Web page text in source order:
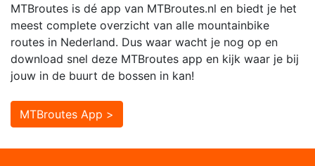
MTBroutes is dé app van MTBroutes.nl en biedt je het
meest complete overzicht van alle mountainbike
routes in Nederland. Dus waar wacht je nog op en
download snel deze MTBroutes app en kijk waar je bij
jouw in de buurt de bossen in kan!
MTBroutes App >